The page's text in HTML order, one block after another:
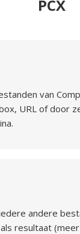
PCX
van
URL of door
andere
resultaat